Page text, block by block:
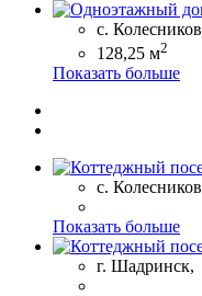
с.
128,25 м2
Показать больше
с.
Показать больше
г. Шадринск,